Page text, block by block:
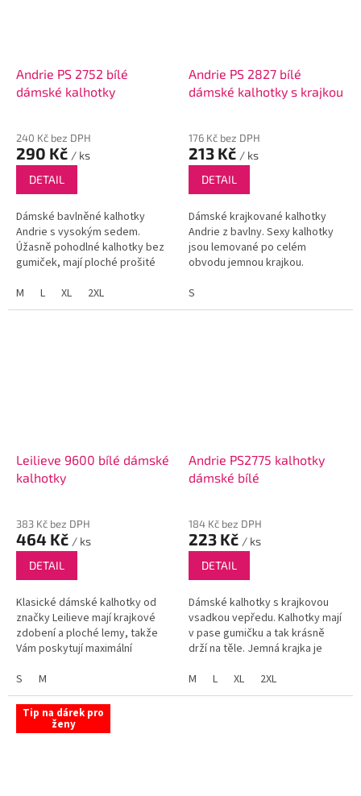
Andrie PS 2752 bílé
dámské kalhotky
240 Kč bez DPH
290 Kč / ks
DETAIL
Dámské bavlněné kalhotky
Andrie s vysokým sedem.
Úžasně pohodlné kalhotky bez
gumiček, mají ploché prošité
tříslech je po stranách velmi
jemná krajka.
M L XL 2XL
Andrie PS 2827 bílé
dámské kalhotky s krajkou
176 Kč bez DPH
213 Kč / ks
DETAIL
Dámské krajkované kalhotky
Andrie z bavlny. Sexy kalhotky
jsou lemované po celém
obvodu jemnou krajkou.
S
Leilieve 9600 bílé dámské
kalhotky
383 Kč bez DPH
464 Kč / ks
DETAIL
Klasické dámské kalhotky od
značky Leilieve mají krajkové
zdobení a ploché lemy, takže
Vám poskytují maximální
umožňují lehce formovat
postavu.
S M
Andrie PS2775 kalhotky
dámské bílé
184 Kč bez DPH
223 Kč / ks
DETAIL
Dámské kalhotky s krajkovou
vsadkou vepředu. Kalhotky mají
v pase gumičku a tak krásně
drží na těle. Jemná krajka je
nemusíte vůbec obávat že by
vás dráždila.
M L XL 2XL
Tip na dárek pro
ženy